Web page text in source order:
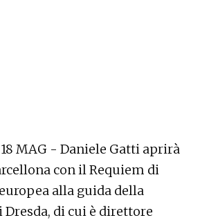
MAG - Daniele Gatti aprirà
con il Requiem di
alla guida della
di cui è direttore